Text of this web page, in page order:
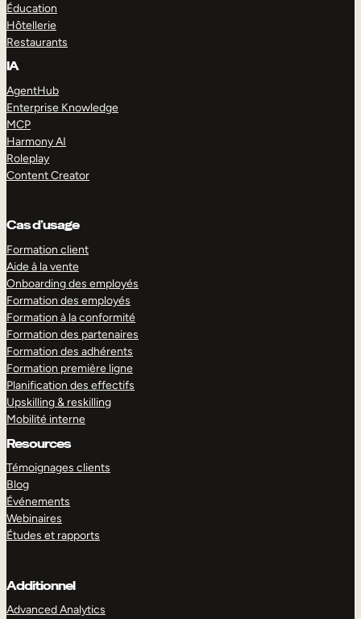
Éducation
Hôtellerie
Restaurants
IA
AgentHub
Enterprise Knowledge
MCP
Harmony AI
Roleplay
Content Creator
Cas d’usage
Formation client
Aide à la vente
Onboarding des employés
Formation des employés
Formation à la conformité
Formation des partenaires
Formation des adhérents
Formation première ligne
Planification des effectifs
Upskilling & reskilling
Mobilité interne
Resources
Témoignages clients
Blog
Événements
Webinaires
Études et rapports
Additionnel
Advanced Analytics